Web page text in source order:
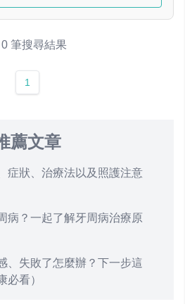
筆搜尋結果
1
薦文章
症狀、治療法以及照護注意
病？一起了解牙周病治療原
、失敗了怎麼辦？下一步這
必看）